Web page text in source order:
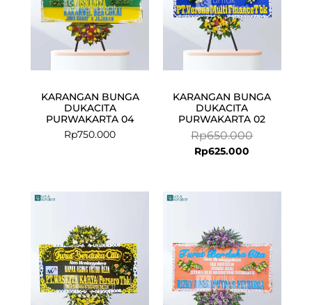
KARANGAN BUNGA
DUKACITA
PURWAKARTA 04
Rp750.000
KARANGAN BUNGA
DUKACITA
PURWAKARTA 02
Rp650.000
Rp625.000
Rp650.000.
Rp625.000.